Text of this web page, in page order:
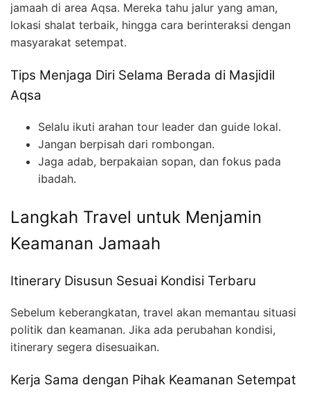
jamaah di area Aqsa. Mereka tahu jalur yang aman,
lokasi shalat terbaik, hingga cara berinteraksi dengan
masyarakat setempat.
Tips Menjaga Diri Selama Berada di Masjidil
Aqsa
Selalu ikuti arahan tour leader dan guide lokal.
Jangan berpisah dari rombongan.
Jaga adab, berpakaian sopan, dan fokus pada
ibadah.
Langkah Travel untuk Menjamin
Keamanan Jamaah
Itinerary Disusun Sesuai Kondisi Terbaru
Sebelum keberangkatan, travel akan memantau situasi
politik dan keamanan. Jika ada perubahan kondisi,
itinerary segera disesuaikan.
Kerja Sama dengan Pihak Keamanan Setempat